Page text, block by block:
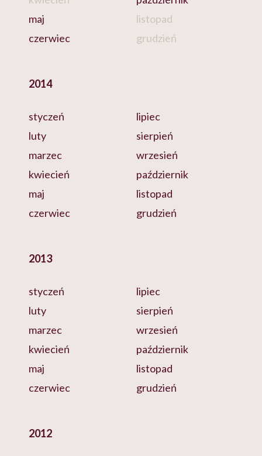
maj
czerwiec
listopad
grudzień
2014
styczeń
luty
marzec
kwiecień
maj
czerwiec
lipiec
sierpień
wrzesień
październik
listopad
grudzień
2013
styczeń
luty
marzec
kwiecień
maj
czerwiec
lipiec
sierpień
wrzesień
październik
listopad
grudzień
2012